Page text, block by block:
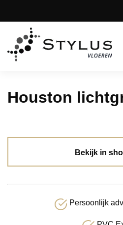
Houston
Bekijk in
Persoonlijk